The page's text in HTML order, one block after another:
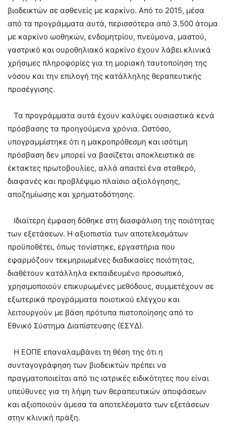
βιοδεικτών σε ασθενείς με καρκίνο. Από το 2015, μέσα
από τα προγράμματα αυτά, περισσότερα από 3.500 άτομα
με καρκίνο ωοθηκών, ενδομητρίου, πνεύμονα, μαστού,
γαστρικό και ουροθηλιακό καρκίνο έχουν λάβει κλινικά
χρήσιμες πληροφορίες για τη μοριακή ταυτοποίηση της
νόσου και την επιλογή της κατάλληλης θεραπευτικής
προσέγγισης.
Τα προγράμματα αυτά έχουν καλύψει ουσιαστικά κενά
πρόσβασης τα προηγούμενα χρόνια. Ωστόσο,
υπογραμμίστηκε ότι η μακροπρόθεσμη και ισότιμη
πρόσβαση δεν μπορεί να βασίζεται αποκλειστικά σε
έκτακτες πρωτοβουλίες, αλλά απαιτεί ένα σταθερό,
διαφανές και προβλέψιμο πλαίσιο αξιολόγησης,
αποζημίωσης και χρηματοδότησης.
Ιδιαίτερη έμφαση δόθηκε στη διασφάλιση της ποιότητας
των εξετάσεων. Η αξιοπιστία των αποτελεσμάτων
προϋποθέτει, όπως τονίστηκε, εργαστήρια που
εφαρμόζουν τεκμηριωμένες διαδικασίες ποιότητας,
διαθέτουν κατάλληλα εκπαιδευμένο προσωπικό,
χρησιμοποιούν επικυρωμένες μεθόδους, συμμετέχουν σε
εξωτερικά προγράμματα ποιοτικού ελέγχου και
λειτουργούν με βάση πρότυπα πιστοποίησης από το
Εθνικό Σύστημα Διαπίστευσης (ΕΣΥΔ).
Η ΕΟΠΕ επαναλαμβάνει τη θέση της ότι η
συνταγογράφηση των βιοδεικτών πρέπει να
πραγματοποιείται από τις ιατρικές ειδικότητες που είναι
υπεύθυνες για τη λήψη των θεραπευτικών αποφάσεων
και αξιοποιούν άμεσα τα αποτελέσματα των εξετάσεων
στην κλινική πράξη.